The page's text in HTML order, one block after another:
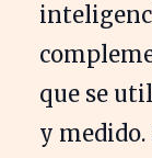
que se
y